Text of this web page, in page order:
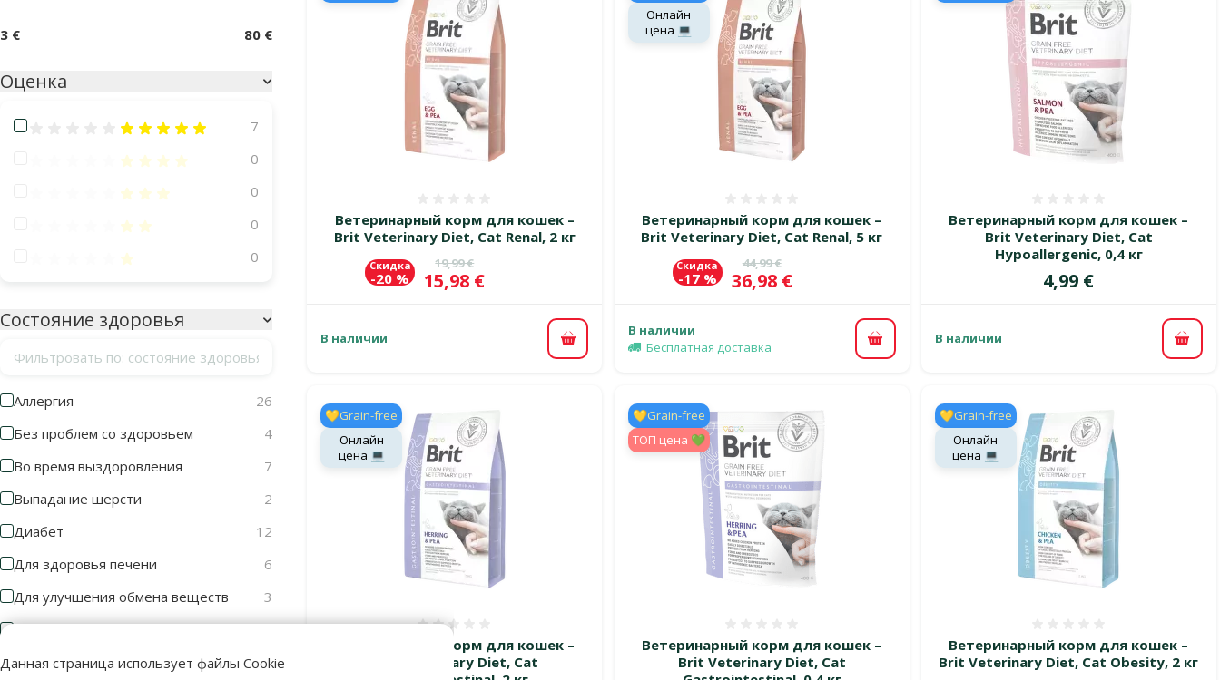
Данная страница использует файлы Cookie
3 € 80 €
Оценка
Оценка 100%
7
Оценка 80%
0
Оценка 60%
0
Оценка 40%
0
Оценка 20%
0
Состояние здоровья
Фильтровать по: состояние здоровья
Аллергия
26
Без проблем со здоровьем
4
Во время выздоровления
7
Выпадание шерсти
2
Диабет
12
Для здоровья печени
6
Для улучшения обмена веществ
3
Замедление старения
5
Зубной камень
1
Ветеринарный корм для кошек –
Brit Veterinary Diet, Cat Renal, 2 кг
Исходная цена
19,99 €
Цена
15,98 €
Скидка
-20 %
В наличии В корзину
Ветеринарный корм для кошек –
Brit Veterinary Diet, Cat Renal, 5 кг
Исходная цена
44,99 €
Цена
36,98 €
Скидка
-17 %
Онлайн
цена 💻
В наличии
Бесплатная доставка
В корзину
Ветеринарный корм для кошек –
Brit Veterinary Diet, Cat
Hypoallergenic, 0,4 кг
Цена
4,99 €
В наличии В
Ветеринарный корм для кошек –
Brit Veterinary Diet, Cat
💛Grain-free
Онлайн
цена 💻
Ветеринарный корм для кошек –
Brit Veterinary Diet, Cat
💛Grain-free
TOП цена 💚
Ветеринарный корм для кошек –
Brit Veterinary Diet, Cat Obesity, 2 кг
💛Grain-free
Онлайн
цена 💻